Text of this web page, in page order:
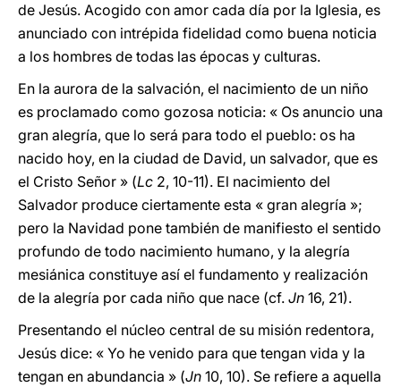
de Jesús. Acogido con amor cada día por la Iglesia, es
anunciado con intrépida fidelidad como buena noticia
a los hombres de todas las épocas y culturas.
En la aurora de la salvación, el nacimiento de un niño
es proclamado como gozosa noticia: « Os anuncio una
gran alegría, que lo será para todo el pueblo: os ha
nacido hoy, en la ciudad de David, un salvador, que es
el Cristo Señor » (Lc 2, 10-11). El nacimiento del
Salvador produce ciertamente esta « gran alegría »;
pero la Navidad pone también de manifiesto el sentido
profundo de todo nacimiento humano, y la alegría
mesiánica constituye así el fundamento y realización
de la alegría por cada niño que nace (cf. Jn 16, 21).
Presentando el núcleo central de su misión redentora,
Jesús dice: « Yo he venido para que tengan vida y la
tengan en abundancia » (Jn 10, 10). Se refiere a aquella